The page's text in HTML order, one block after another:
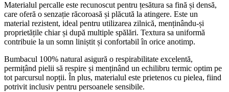
Materialul percalle este recunoscut pentru țesătura sa fină și densă,
care oferă o senzație răcoroasă și plăcută la atingere. Este un
material rezistent, ideal pentru utilizarea zilnică, menținându-și
proprietățile chiar și după multiple spălări. Textura sa uniformă
contribuie la un somn liniștit și confortabil în orice anotimp.
Bumbacul 100% natural asigură o respirabilitate excelentă,
permițând pielii să respire și menținând un echilibru termic optim pe
tot parcursul nopții. În plus, materialul este prietenos cu pielea, fiind
potrivit inclusiv pentru persoanele sensibile.